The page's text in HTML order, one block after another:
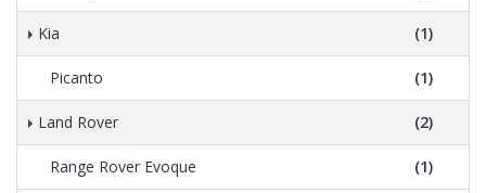
Kia (1)
Picanto (1)
Land Rover (2)
Range Rover Evoque (1)